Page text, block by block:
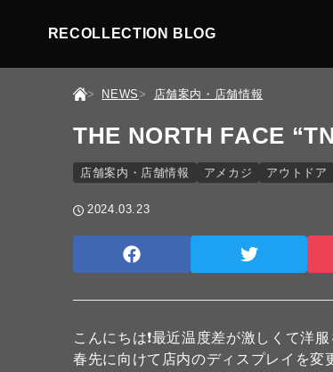
RECOLLECTION BLOG
NEWS 店舗案内・店舗情報
THE NORTH FACE
店舗案内・店舗情報 アメカジ アウトドア
2024.03.23
こんにちは❗最近温度差が激しくて洋
春先に向けて店内のディスプレイを